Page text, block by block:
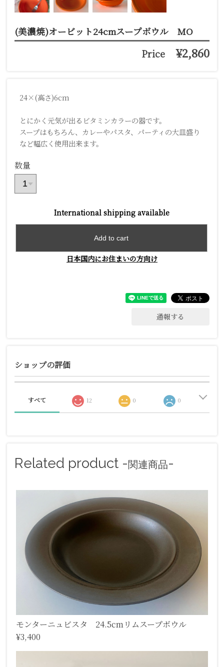
(美濃焼)オービット24cmスープボウル MO
Price ¥2,860
24×(高さ)6cm
とにかく元気が出るビタミンカラーの器です。
スープはもちろん、カレーやパスタ、パーティの大皿盛り
など幅広く使用出来ます。
数量
International shipping available
Add to cart
日本国内にお住まいの方向け
通報する
ショップの評価
すべて 12 0 0
Related product -関連商品-
モンターニュビスタ 24.5cmリムスープボウル
¥3,400